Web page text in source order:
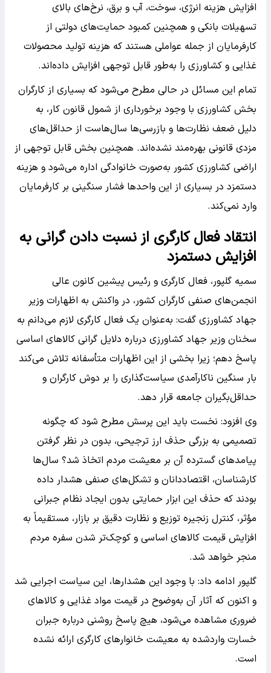
افزایش هزینه انرژی، سوخت، آب و برق، نرخ‌های بالای
تسهیلات بانکی و همچنین کمبود حمایت‌های دولتی از
کارفرمایان از جمله عواملی هستند که هزینه تولید محصولات
غذایی و کشاورزی را به‌طور قابل توجهی افزایش داده‌اند.
تمام این مسائل در حالی مطرح می‌شود که بسیاری از کارگران
بخش کشاورزی با وجود برخورداری از شمول قانون کار، به
دلیل ضعف نظارت‌ها و بازرسی‌ها سال‌هاست از حداقل‌های
مزدی قانونی بهره‌مند نشده‌اند. همچنین بخش قابل توجهی از
اراضی کشاورزی کشور به‌صورت خانوادگی اداره می‌شود و هزینه
دستمزد در بسیاری از این واحدها فشار سنگینی بر کارفرمایان
وارد نمی‌کند.
انتقاد فعال کارگری از نسبت دادن گرانی به
افزایش دستمزد
سمیه گلپور، فعال کارگری و رئیس پیشین کانون عالی
انجمن‌های صنفی کارگران کشور، در واکنش به اظهارات وزیر
جهاد کشاورزی گفت: به‌عنوان یک فعال کارگری لازم می‌دانم به
سخنان وزیر جهاد کشاورزی درباره دلایل گرانی کالاهای اساسی
پاسخ دهم؛ زیرا بخشی از این اظهارات متأسفانه تلاش می‌کند
بار سنگین ناکارآمدی سیاست‌گذاری را بر دوش کارگران و
حداقل‌بگیران جامعه قرار دهد.
وی افزود: نخست باید این پرسش مطرح شود که چگونه
تصمیمی به بزرگی حذف ارز ترجیحی، بدون در نظر گرفتن
پیامدهای گسترده آن بر معیشت مردم اتخاذ شد؟ سال‌ها
کارشناسان، اقتصاددانان و تشکل‌های صنفی هشدار داده
بودند که حذف این ابزار حمایتی بدون ایجاد نظام جبرانی
مؤثر، کنترل زنجیره توزیع و نظارت دقیق بر بازار، مستقیماً به
افزایش قیمت کالاهای اساسی و کوچک‌تر شدن سفره مردم
منجر خواهد شد.
گلپور ادامه داد: با وجود این هشدارها، این سیاست اجرایی شد
و اکنون که آثار آن به‌وضوح در قیمت مواد غذایی و کالاهای
ضروری مشاهده می‌شود، هیچ پاسخ روشنی درباره جبران
خسارت واردشده به معیشت خانوارهای کارگری ارائه نشده
است.